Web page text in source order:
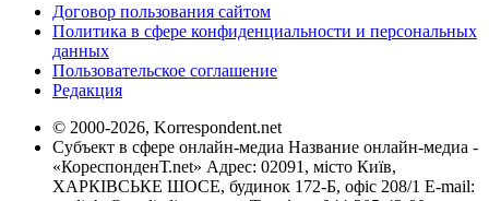
Договор пользования сайтом
Политика в сфере конфиденциальности и персональных
данных
Пользовательское соглашение
Редакция
© 2000-2026, Korrespondent.net
Субъект в сфере онлайн-медиа Название онлайн-медиа -
«КореспонденТ.net» Адрес: 02091, місто Київ,
ХАРКІВСЬКЕ ШОСЕ, будинок 172-Б, офіс 208/1 E-mail: